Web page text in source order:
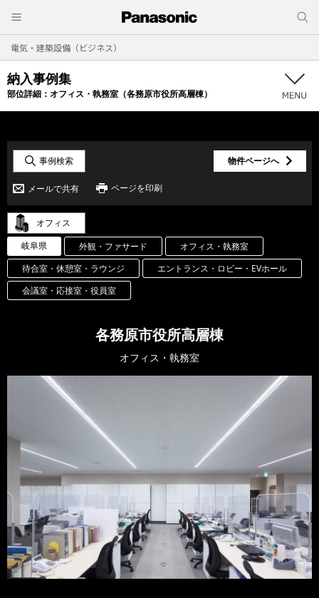
電気・建築設備（ビジネス）
納入事例集
部位詳細： オフィス・執務室（各務原市役所高層棟）
事例検索
メールで共有 ページを印刷
物件ページへ
オフィス
岐阜県
外観・ファサード
オフィス・執務室
待合室・休憩室・ラウンジ
エントランス・ロビー・EVホール
会議室・応接室・役員室
各務原市役所高層棟
オフィス・執務室